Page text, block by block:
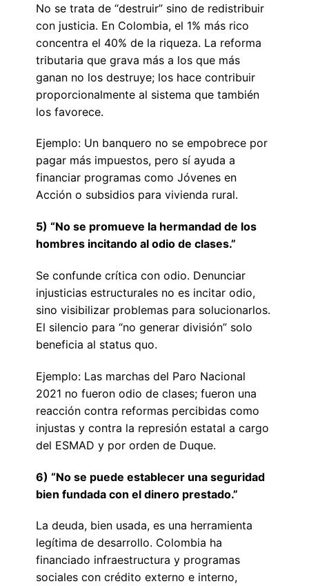
No se trata de “destruir” sino de redistribuir
con justicia. En Colombia, el 1% más rico
concentra el 40% de la riqueza. La reforma
tributaria que grava más a los que más
ganan no los destruye; los hace contribuir
proporcionalmente al sistema que también
los favorece.
Ejemplo: Un banquero no se empobrece por
pagar más impuestos, pero sí ayuda a
financiar programas como Jóvenes en
Acción o subsidios para vivienda rural.
5) “No se promueve la hermandad de los
hombres incitando al odio de clases.”
Se confunde crítica con odio. Denunciar
injusticias estructurales no es incitar odio,
sino visibilizar problemas para solucionarlos.
El silencio para “no generar división” solo
beneficia al status quo.
Ejemplo: Las marchas del Paro Nacional
2021 no fueron odio de clases; fueron una
reacción contra reformas percibidas como
injustas y contra la represión estatal a cargo
del ESMAD y por orden de Duque.
6) “No se puede establecer una seguridad
bien fundada con el dinero prestado.”
La deuda, bien usada, es una herramienta
legítima de desarrollo. Colombia ha
financiado infraestructura y programas
sociales con crédito externo e interno,